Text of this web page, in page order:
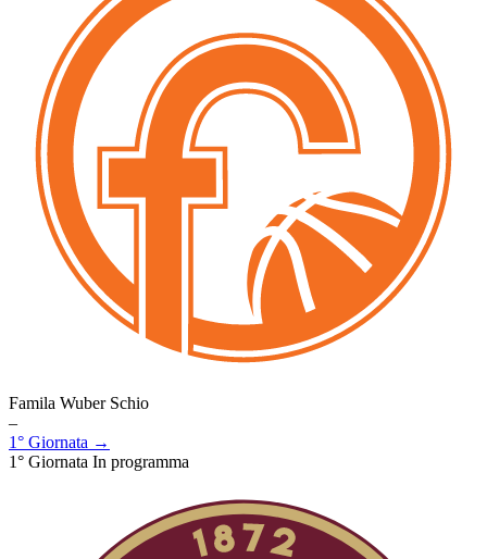
Famila Wuber Schio
–
1° Giornata →
1° Giornata In programma